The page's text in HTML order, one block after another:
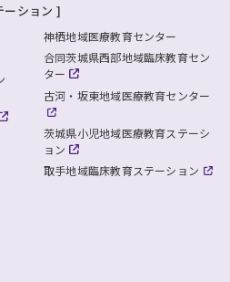
ーション
神栖地域医療教育センター
合同茨城県西部地域臨床教育セン
ター
古河・坂東地域医療教育センター
茨城県小児地域医療教育ステーシ
ョン
取手地域臨床教育ステーション